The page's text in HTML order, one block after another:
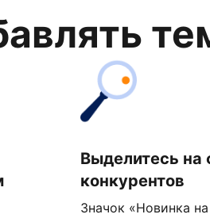
Выделитесь на
конкурентов
Значок «Новинка